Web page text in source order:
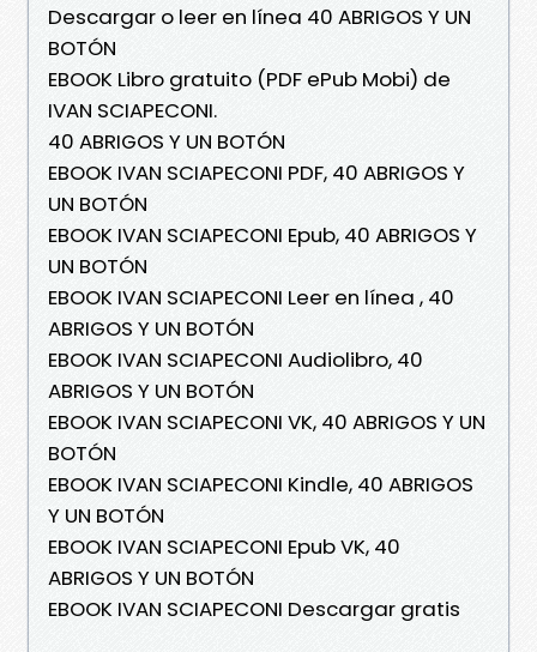
Descargar o leer en línea 40 ABRIGOS Y UN
BOTÓN
EBOOK Libro gratuito (PDF ePub Mobi) de
IVAN SCIAPECONI.
40 ABRIGOS Y UN BOTÓN
EBOOK IVAN SCIAPECONI PDF, 40 ABRIGOS Y
UN BOTÓN
EBOOK IVAN SCIAPECONI Epub, 40 ABRIGOS Y
UN BOTÓN
EBOOK IVAN SCIAPECONI Leer en línea , 40
ABRIGOS Y UN BOTÓN
EBOOK IVAN SCIAPECONI Audiolibro, 40
ABRIGOS Y UN BOTÓN
EBOOK IVAN SCIAPECONI VK, 40 ABRIGOS Y UN
BOTÓN
EBOOK IVAN SCIAPECONI Kindle, 40 ABRIGOS
Y UN BOTÓN
EBOOK IVAN SCIAPECONI Epub VK, 40
ABRIGOS Y UN BOTÓN
EBOOK IVAN SCIAPECONI Descargar gratis